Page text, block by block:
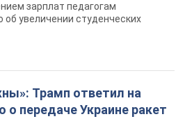
зарплат педагогам
увеличении студенческих
Трамп ответил на
о передаче Украине ракет